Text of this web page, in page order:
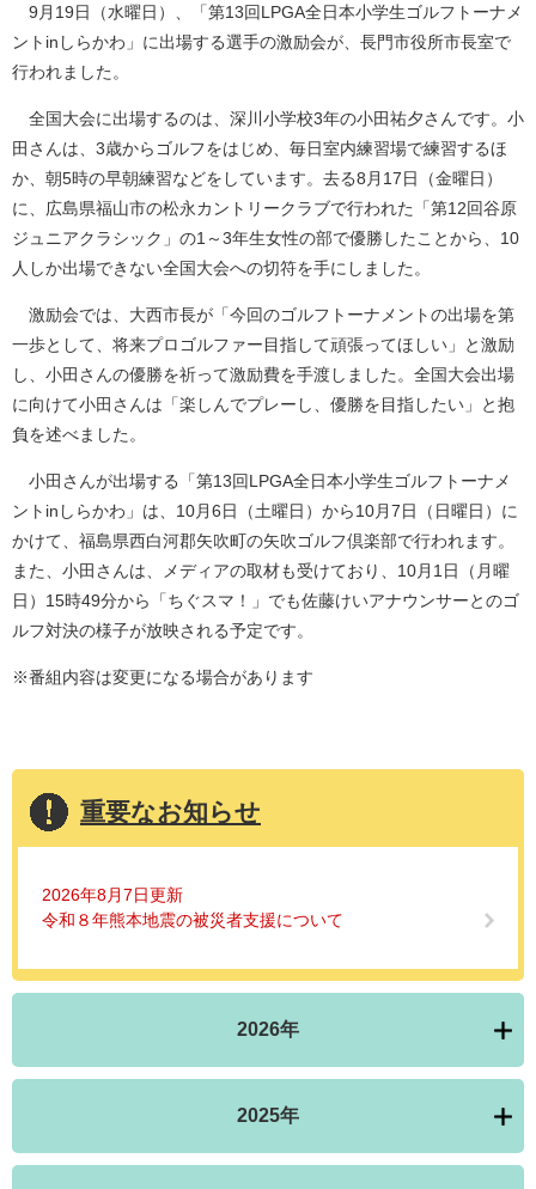
9月19日（水曜日）、「第13回LPGA全日本小学生ゴルフトーナメ
ントinしらかわ」に出場する選手の激励会が、長門市役所市長室で
行われました。
全国大会に出場するのは、深川小学校3年の小田祐夕さんです。小
田さんは、3歳からゴルフをはじめ、毎日室内練習場で練習するほ
か、朝5時の早朝練習などをしています。去る8月17日（金曜日）
に、広島県福山市の松永カントリークラブで行われた「第12回谷原
ジュニアクラシック」の1～3年生女性の部で優勝したことから、10
人しか出場できない全国大会への切符を手にしました。
激励会では、大西市長が「今回のゴルフトーナメントの出場を第
一歩として、将来プロゴルファー目指して頑張ってほしい」と激励
し、小田さんの優勝を祈って激励費を手渡しました。全国大会出場
に向けて小田さんは「楽しんでプレーし、優勝を目指したい」と抱
負を述べました。
小田さんが出場する「第13回LPGA全日本小学生ゴルフトーナメ
ントinしらかわ」は、10月6日（土曜日）から10月7日（日曜日）に
かけて、福島県西白河郡矢吹町の矢吹ゴルフ倶楽部で行われます。
また、小田さんは、メディアの取材も受けており、10月1日（月曜
日）15時49分から「ちぐスマ！」でも佐藤けいアナウンサーとのゴ
ルフ対決の様子が放映される予定です。
※番組内容は変更になる場合があります
重要なお知らせ
2026年8月7日更新
令和８年熊本地震の被災者支援について
2026年
2025年